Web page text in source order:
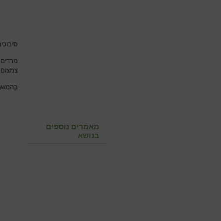
מאמרים נוספים
בנושא